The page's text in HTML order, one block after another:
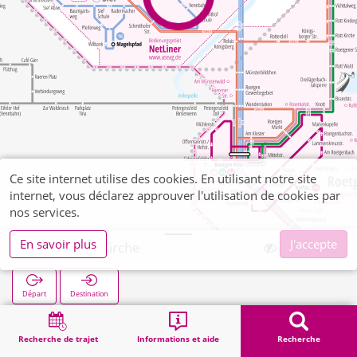
Recherche de trajet Informations et aide Recherche
Schmithof Kirche
Départ Destination
Démarrage Recherche
Ce site internet utilise des cookies. En utilisant notre site
internet, vous déclarez approuver l'utilisation de cookies par
nos services.
En savoir plus
J'accepte